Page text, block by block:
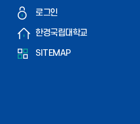
로그인
한경국립대학교
SITEMAP